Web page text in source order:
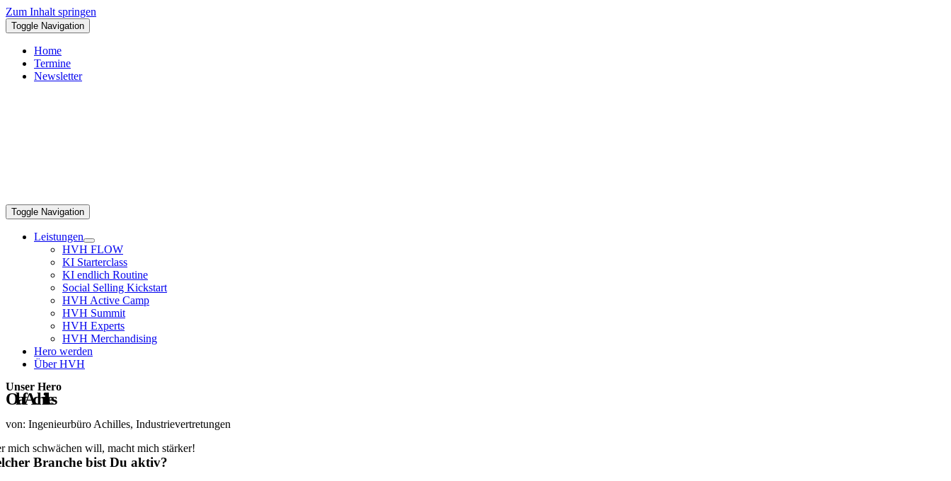
Zum Inhalt springen
Toggle Navigation
Home
Termine
Newsletter
Toggle Navigation
Leistungen
HVH FLOW
KI Starterclass
KI endlich Routine
Social Selling Kickstart
HVH Active Camp
HVH Summit
HVH Experts
HVH Merchandising
Hero werden
Über HVH
Unser Hero
Olaf Achilles
von: Ingenieurbüro Achilles, Industrievertretungen
mich schwächen will, macht mich stärker!
Branche bist Du aktiv?